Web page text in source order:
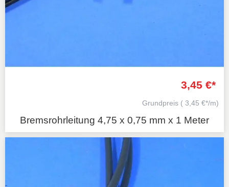
3,45 €*
Grundpreis ( 3,45 €*/m)
Bremsrohrleitung 4,75 x 0,75 mm x 1 Meter